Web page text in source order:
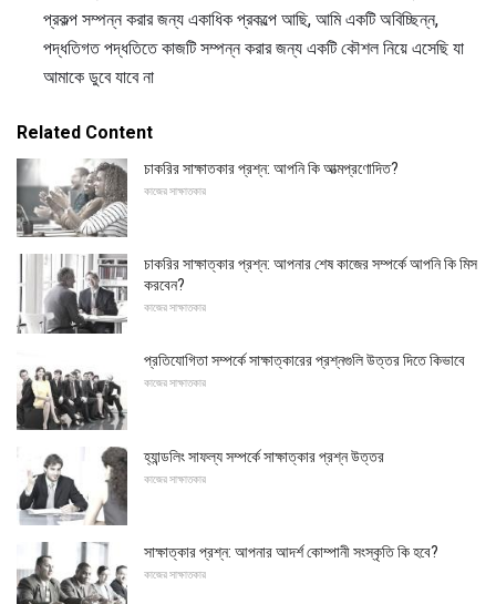
প্রকল্প সম্পন্ন করার জন্য একাধিক প্রকল্পে আছি, আমি একটি অবিচ্ছিন্ন,
পদ্ধতিগত পদ্ধতিতে কাজটি সম্পন্ন করার জন্য একটি কৌশল নিয়ে এসেছি যা
আমাকে ডুবে যাবে না
Related Content
চাকরির সাক্ষাতকার প্রশ্ন: আপনি কি আত্মপ্রণোদিত?
কাজের সাক্ষাতকার
চাকরির সাক্ষাত্কার প্রশ্ন: আপনার শেষ কাজের সম্পর্কে আপনি কি মিস
করবেন?
কাজের সাক্ষাতকার
প্রতিযোগিতা সম্পর্কে সাক্ষাত্কারের প্রশ্নগুলি উত্তর দিতে কিভাবে
কাজের সাক্ষাতকার
হ্যান্ডলিং সাফল্য সম্পর্কে সাক্ষাত্কার প্রশ্ন উত্তর
কাজের সাক্ষাতকার
সাক্ষাত্কার প্রশ্ন: আপনার আদর্শ কোম্পানী সংস্কৃতি কি হবে?
কাজের সাক্ষাতকার